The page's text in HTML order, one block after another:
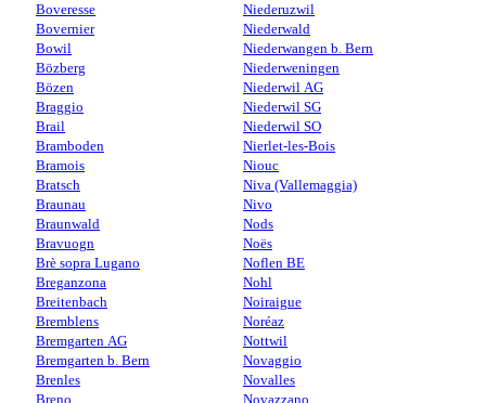
Boveresse
Bovernier
Bowil
Bözberg
Bözen
Braggio
Brail
Bramboden
Bramois
Bratsch
Braunau
Braunwald
Bravuogn
Brè sopra Lugano
Breganzona
Breitenbach
Bremblens
Bremgarten AG
Bremgarten b. Bern
Brenles
Breno
Niederuzwil
Niederwald
Niederwangen b. Bern
Niederweningen
Niederwil AG
Niederwil SG
Niederwil SO
Nierlet-les-Bois
Niouc
Niva (Vallemaggia)
Nivo
Nods
Noës
Noflen BE
Nohl
Noiraigue
Noréaz
Nottwil
Novaggio
Novalles
Novazzano